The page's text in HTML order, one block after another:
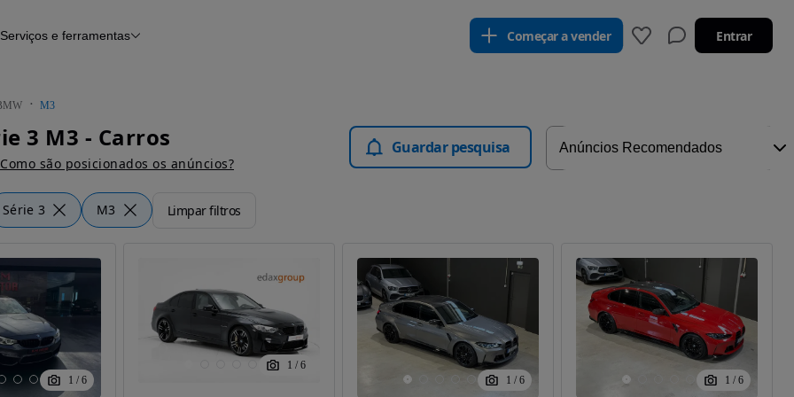
Histórico do veículo
Serviços e ferramentas Começar a vender Entrar
M3
3 M3 - Carros
Como são posicionados os anúncios?
Guardar pesquisa
Série 3 M3 Limpar filtros
1 / 6
1 / 6
1 / 6 1 / 6